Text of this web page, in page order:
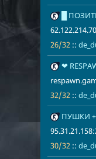
27
█
26/32 ::
28 ❤
32/32 ::
29 ПУШКИ +
30/32 ::